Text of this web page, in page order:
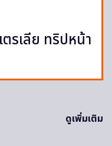
รเลีย ทริปหน้า
ดูเพิ่มเติม